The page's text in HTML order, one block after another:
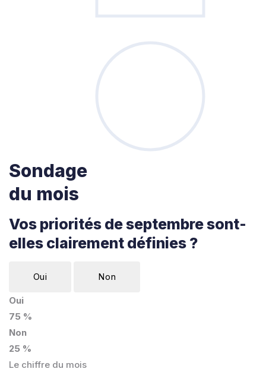
Sondage
du mois
Vos priorités de septembre sont-
elles clairement définies ?
Oui Non
Oui
75 %
Non
25 %
Le chiffre du mois